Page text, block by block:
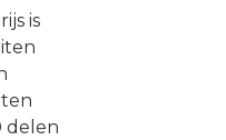
is
delen